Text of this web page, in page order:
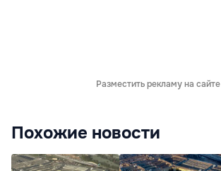
Разместить рекламу на сайте
Похожие новости